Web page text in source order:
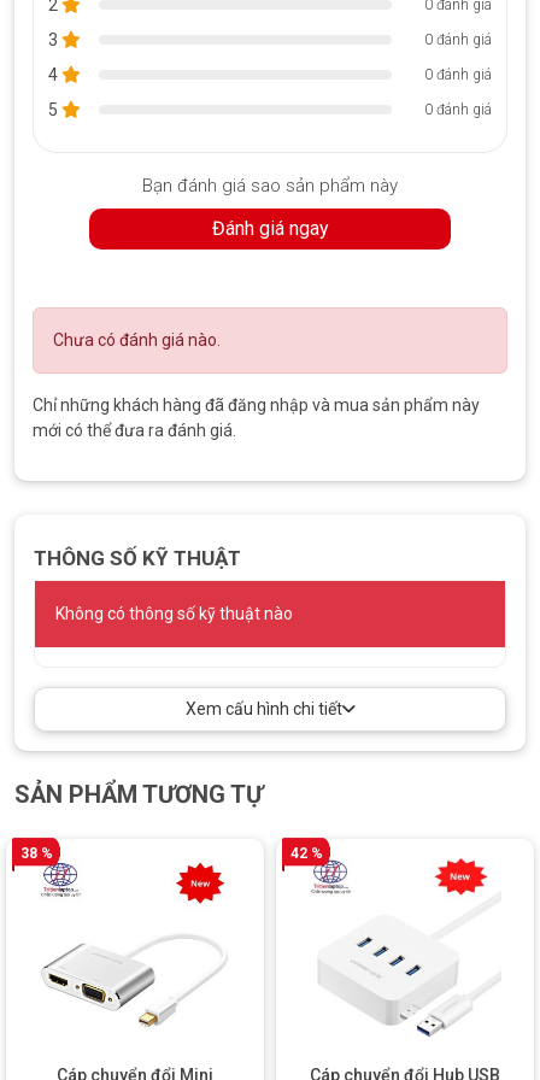
Bộ chia Ugreen 4 cổng USB 3.0 HUB với tốc độ truyền dữ liệu nhanh
– Hub 4 cổng USB sạc Sattion, hỗ trợ BC1.2 sạc mô hình, hoàn
toàn 5V, 2A.
– Khi kết nối với bộ chuyển đổi điện năng, có thể giúp bạn sạc
2 0 đánh giá
3 0 đánh giá
4 0 đánh giá
5 0 đánh giá
Bạn đánh giá sao sản phẩm này
Đánh giá ngay
Chưa có đánh giá nào.
Chỉ những khách hàng đã đăng nhập và mua sản phẩm này
mới có thể đưa ra đánh giá.
THÔNG SỐ KỸ THUẬT
Không có thông số kỹ thuật nào
Xem cấu hình chi tiết
SẢN PHẨM TƯƠNG TỰ
38 %
Cáp chuyển đổi Mini
42 %
Cáp chuyển đổi Hub USB